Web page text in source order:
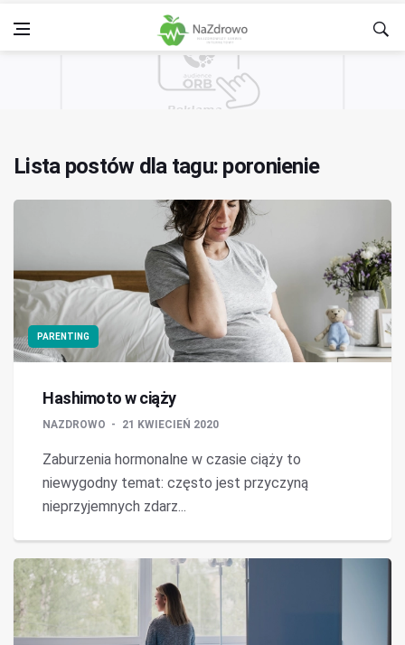
Lista postów dla tagu: poronienie
PARENTING
Hashimoto w ciąży
NAZDROWO 21 KWIECIEŃ 2020
Zaburzenia hormonalne w czasie ciąży to
niewygodny temat: często jest przyczyną
nieprzyjemnych zdarz...